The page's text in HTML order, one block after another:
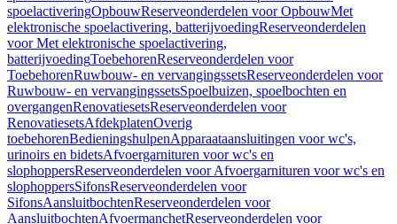
spoelactiveringOpbouwReserveonderdelen voor OpbouwMet
elektronische spoelactivering, batterijvoedingReserveonderdelen
voor Met elektronische spoelactivering,
batterijvoedingToebehorenReserveonderdelen voor
ToebehorenRuwbouw- en vervangingssetsReserveonderdelen voor
Ruwbouw- en vervangingssetsSpoelbuizen, spoelbochten en
overgangenRenovatiesetsReserveonderdelen voor
RenovatiesetsAfdekplatenOverig
toebehorenBedieningshulpenApparaataansluitingen voor wc's,
urinoirs en bidetsAfvoergarnituren voor wc's en
slophoppersReserveonderdelen voor Afvoergarnituren voor wc's en
slophoppersSifonsReserveonderdelen voor
SifonsAansluitbochtenReserveonderdelen voor
AansluitbochtenAfvoermanchetReserveonderdelen voor